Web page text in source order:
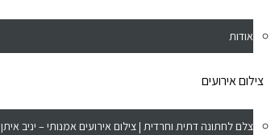
אודות
צילום אירועים
צלם לחתונה דתית וחרדית | צילום אירועים אמנותי – יניב איתן